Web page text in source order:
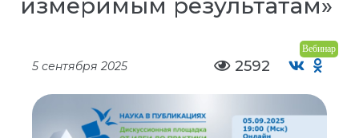
измеримым результатам»
Вебинар
5 сентября 2025 2592